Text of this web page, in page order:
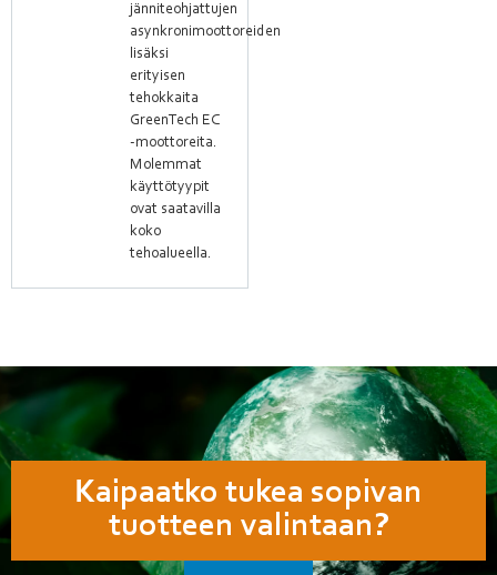
jänniteohjattujen
asynkronimoottoreiden
lisäksi
erityisen
tehokkaita
GreenTech EC
-moottoreita.
Molemmat
käyttötyypit
ovat saatavilla
koko
tehoalueella.
Kaipaatko tukea sopivan
tuotteen valintaan?